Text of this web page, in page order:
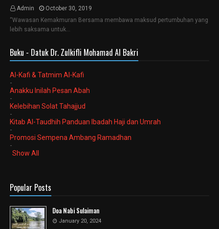
Admin
October 30, 2019
“Wawasan Kemakmuran Bersama membawa maksud pertumbuhan yang
lebih saksama untuk…
Buku - Datuk Dr. Zulkifli Mohamad Al Bakri
Al-Kafi & Tatmim Al-Kafi
-
Anakku Inilah Pesan Abah
-
Kelebihan Solat Tahajjud
-
Kitab Al-Taudhih Panduan Ibadah Haji dan Umrah
-
Promosi Sempena Ambang Ramadhan
-
Show All
Popular Posts
Doa Nabi Sulaiman
January 20, 2024